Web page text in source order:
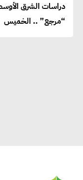
دراسات الشرق
“مرجع” .. الخميس